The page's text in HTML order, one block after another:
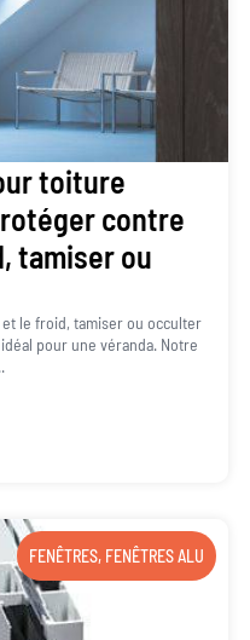
toiture
contre
tamiser ou
le froid, tamiser ou occulter
pour une véranda. Notre
FENÊTRES, FENÊTRES ALU